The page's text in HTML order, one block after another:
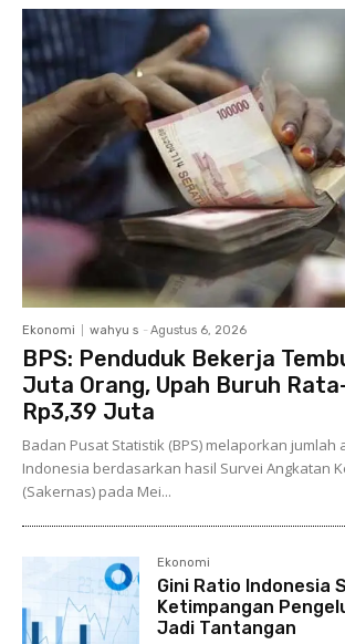
Ekonomi wahyu s - Agustus 6, 2026
BPS: Penduduk Bekerja
Juta Orang, Upah Buruh
Rp3,39 Juta
Badan Pusat Statistik (BPS) melaporkan jumlah
Indonesia berdasarkan hasil Survei Angkatan
(Sakernas) pada Mei...
Ekonomi
Gini Ratio Indonesia
Ketimpangan
Jadi Tantangan